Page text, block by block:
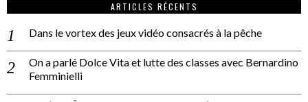
ARTICLES RÉCENTS
Dans le vortex des jeux vidéo consacrés à la pêche
On a parlé Dolce Vita et lutte des classes avec Bernardino
Femminielli